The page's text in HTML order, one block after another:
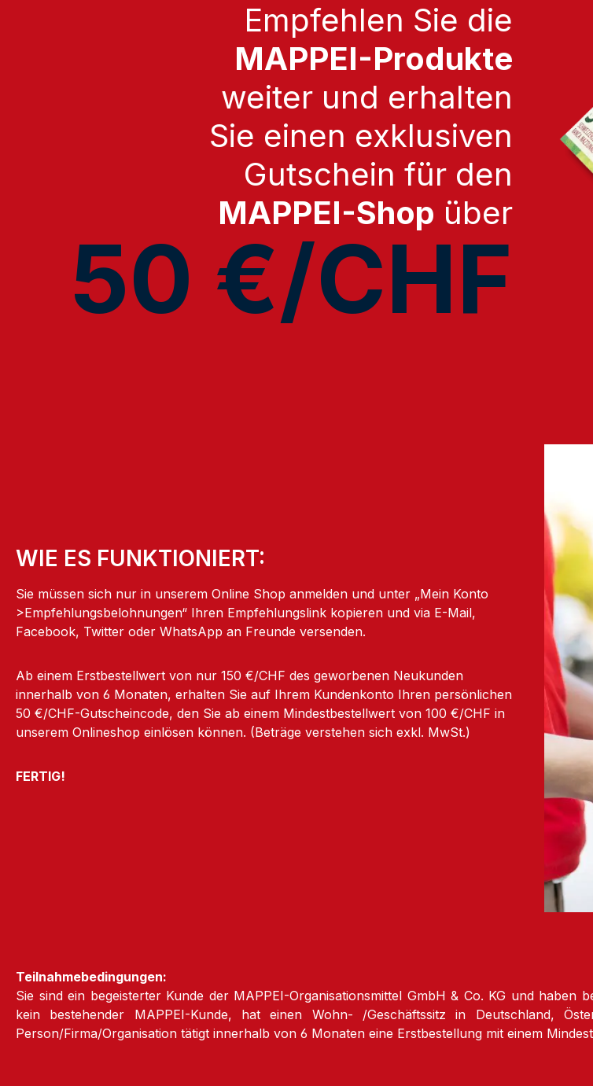
Empfehlen Sie die
MAPPEI-Produkte
weiter und erhalten
Sie einen exklusiven
Gutschein für den
MAPPEI-Shop über
50 €/CHF
WIE ES FUNKTIONIERT:
Sie müssen sich nur in unserem Online Shop anmelden und unter „Mein Konto
>Empfehlungsbelohnungen“ Ihren Empfehlungslink kopieren und via E-Mail,
Facebook, Twitter oder WhatsApp an Freunde versenden.
Ab einem Erstbestellwert von nur 150 €/CHF des geworbenen Neukunden
innerhalb von 6 Monaten, erhalten Sie auf Ihrem Kundenkonto Ihren persönlichen
50 €/CHF-Gutscheincode, den Sie ab einem Mindestbestellwert von 100 €/CHF in
unserem Onlineshop einlösen können. (Beträge verstehen sich exkl. MwSt.)
FERTIG!
Teilnahmebedingungen:
Sie sind ein begeisterter Kunde der MAPPEI-Organisationsmittel GmbH & Co. KG und haben
kein bestehender MAPPEI-Kunde, hat einen Wohn- /Geschäftssitz in Deutschland,
Person/Firma/Organisation tätigt innerhalb von 6 Monaten eine Erstbestellung mit einem